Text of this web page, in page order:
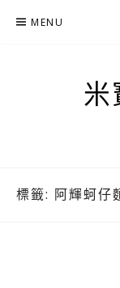
MENU
米
標籤: 阿輝蚵仔